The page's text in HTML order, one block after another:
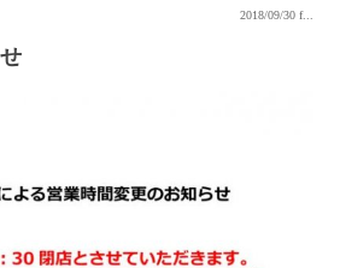
2018/09/30 f...